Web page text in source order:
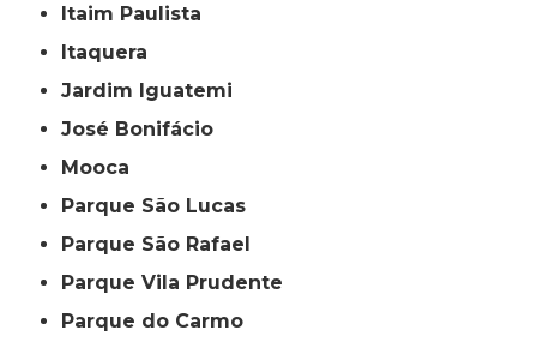
Itaim Paulista
Itaquera
Jardim Iguatemi
José Bonifácio
Mooca
Parque São Lucas
Parque São Rafael
Parque Vila Prudente
Parque do Carmo